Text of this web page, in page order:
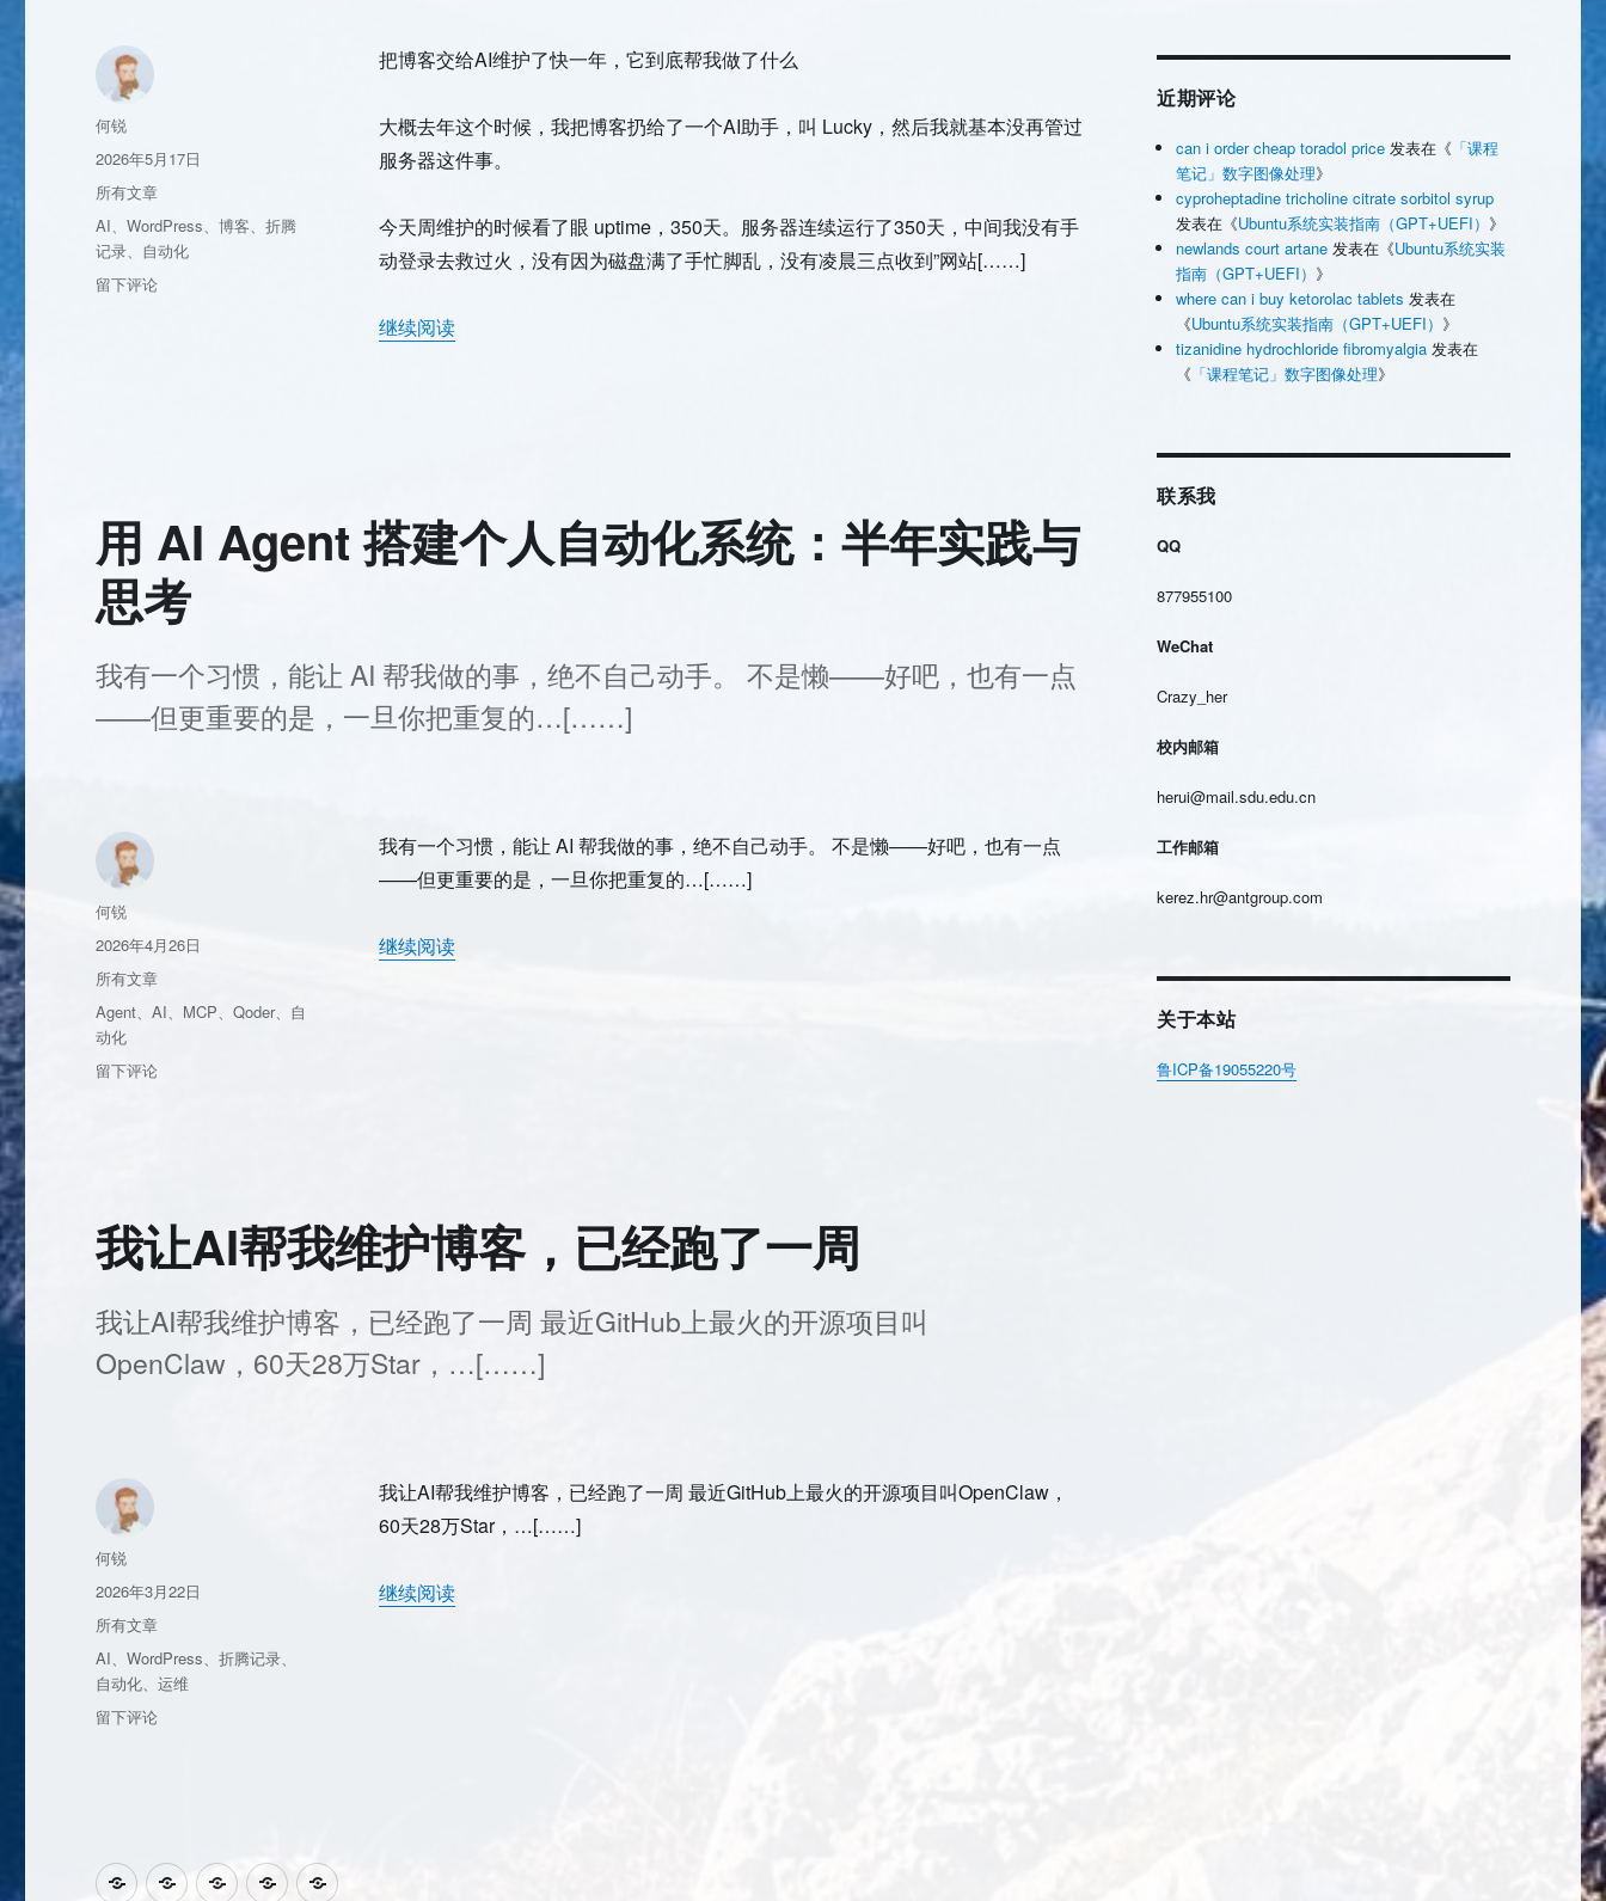
个
月
工
把博客交给AI维护了快一年，它到底帮我做了什么
大概去年这个时候，我把博客扔给了一个AI助手，叫 Lucky，然后我就基本没再管过
服务器这件事。
今天周维护的时候看了眼 uptime，350天。服务器连续运行了350天，中间我没有手
动登录去救过火，没有因为磁盘满了手忙脚乱，没有凌晨三点收到”网站[……]
继续阅读
作
何锐
发
布
于
2026年5月17日
分
类
所有文章
标
签
AI 、WordPress 、博客 、折腾
记录
自动化
于
快
一
年，
它
底
帮
留下评论
用 AI Agent 搭建个人自动化系统：半年实践与
思考
我有一个习惯，能让 AI 帮我做的事，绝不自己动手。 不是懒——好吧，也有一点
——但更重要的是，一旦你把重复的…[……]
我有一个习惯，能让 AI 帮我做的事，绝不自己动手。 不是懒——好吧，也有一点
——但更重要的是，一旦你把重复的…[……]
继续阅读
作
何锐
发
布
于
2026年4月26日
分
类
所有文章
标
签
Agent 、AI MCP 、Qoder、 自
动化
于
人
自
化
统：
与
思
留下评论
我让AI帮我维护博客，已经跑了一周
我让AI帮我维护博客，已经跑了一周 最近GitHub上最火的开源项目叫
OpenClaw，60天28万Star，…[……]
我让AI帮我维护博客，已经跑了一周 最近GitHub上最火的开源项目叫OpenClaw，
60天28万Star，…[……]
继续阅读
作
何锐
发
布
于
2026年3月22日
分
类
所有文章
标
签
AI 、WordPress 、折腾记录
自动化 、运维
于
维
护
留下评论
近期评论
can i order cheap toradol price 发表在《 「课程
笔记」数字图像处理》
cyproheptadine tricholine citrate sorbitol syrup
发表在《Ubuntu系统实装指南（GPT+UEFI） 》
newlands court artane 发表在《Ubuntu系统实装
指南（GPT+UEFI） 》
where can i buy ketorolac tablets 发表在
《Ubuntu系统实装指南（GPT+UEFI） 》
tizanidine hydrochloride fibromyalgia 发表在
《 「课程笔记」数字图像处理》
联系我
QQ
877955100
WeChat
Crazy_her
校内邮箱
herui@mail.sdu.edu.cn
工作邮箱
kerez.hr@antgroup.com
关于本站
鲁ICP备19055220号
QQ
网
贴
知
个